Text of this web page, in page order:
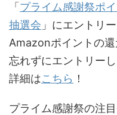
「 プライム感謝祭ポ
抽選会 」にエントリ
Amazonポイントの還
忘れずにエントリー
詳細はこちら ！
プライム感謝祭の注